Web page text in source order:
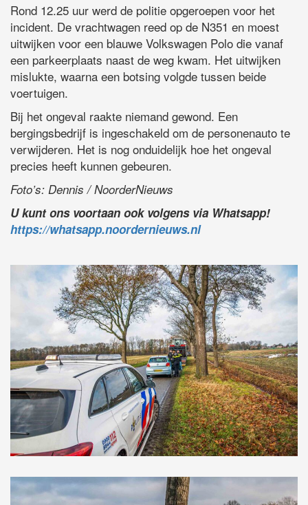
Rond 12.25 uur werd de politie opgeroepen voor het
incident. De vrachtwagen reed op de N351 en moest
uitwijken voor een blauwe Volkswagen Polo die vanaf
een parkeerplaats naast de weg kwam. Het uitwijken
mislukte, waarna een botsing volgde tussen beide
voertuigen.
Bij het ongeval raakte niemand gewond. Een
bergingsbedrijf is ingeschakeld om de personenauto te
verwijderen. Het is nog onduidelijk hoe het ongeval
precies heeft kunnen gebeuren.
Foto’s: Dennis / NoorderNieuws
U kunt ons voortaan ook volgens via Whatsapp!
https://whatsapp.noordernieuws.nl